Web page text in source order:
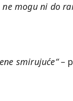
mogu ni do
smirujuće“–